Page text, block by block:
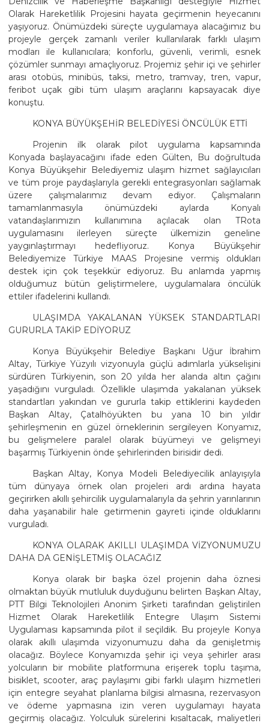
Olarak Hareketlilik Projesini hayata geçirmenin heyecanını
yaşıyoruz. Önümüzdeki süreçte uygulamaya alacağımız bu
projeyle gerçek zamanlı veriler kullanılarak farklı ulaşım
modları ile kullanıcılara; konforlu, güvenli, verimli, esnek
çözümler sunmayı amaçlıyoruz. Projemiz şehir içi ve şehirler
arası otobüs, minibüs, taksi, metro, tramvay, tren, vapur,
feribot uçak gibi tüm ulaşım araçlarını kapsayacak diye
konuştu.
KONYA BÜYÜKŞEHİR BELEDİYESİ ÖNCÜLÜK ETTİ
Projenin ilk olarak pilot uygulama kapsamında
Konyada başlayacağını ifade eden Gülten, Bu doğrultuda
Konya Büyükşehir Belediyemiz ulaşım hizmet sağlayıcıları
ve tüm proje paydaşlarıyla gerekli entegrasyonları sağlamak
üzere çalışmalarımız devam ediyor. Çalışmaların
tamamlanmasıyla önümüzdeki aylarda Konyalı
vatandaşlarımızın kullanımına açılacak olan TRota
uygulamasını ilerleyen süreçte ülkemizin geneline
yaygınlaştırmayı hedefliyoruz. Konya Büyükşehir
Belediyemize Türkiye MAAS Projesine vermiş oldukları
destek için çok teşekkür ediyoruz. Bu anlamda yapmış
olduğumuz bütün geliştirmelere, uygulamalara öncülük
ettiler ifadelerini kullandı.
ULAŞIMDA YAKALANAN YÜKSEK STANDARTLARI
GURURLA TAKİP EDİYORUZ
Konya Büyükşehir Belediye Başkanı Uğur İbrahim
Altay, Türkiye Yüzyılı vizyonuyla güçlü adımlarla yükselişini
sürdüren Türkiyenin, son 20 yılda her alanda altın çağını
yaşadığını vurguladı. Özellikle ulaşımda yakalanan yüksek
standartları yakından ve gururla takip ettiklerini kaydeden
Başkan Altay, Çatalhöyükten bu yana 10 bin yıldır
şehirleşmenin en güzel örneklerinin sergileyen Konyamız,
bu gelişmelere paralel olarak büyümeyi ve gelişmeyi
başarmış Türkiyenin önde şehirlerinden birisidir dedi.
Başkan Altay, Konya Modeli Belediyecilik anlayışıyla
tüm dünyaya örnek olan projeleri ardı ardına hayata
geçirirken akıllı şehircilik uygulamalarıyla da şehrin yarınlarının
daha yaşanabilir hale getirmenin gayreti içinde olduklarını
vurguladı.
KONYA OLARAK AKILLI ULAŞIMDA VİZYONUMUZU
DAHA DA GENİŞLETMİŞ OLACAĞIZ
Konya olarak bir başka özel projenin daha öznesi
olmaktan büyük mutluluk duyduğunu belirten Başkan Altay,
PTT Bilgi Teknolojileri Anonim Şirketi tarafından geliştirilen
Hizmet Olarak Hareketlilik Entegre Ulaşım Sistemi
Uygulaması kapsamında pilot il seçildik. Bu projeyle Konya
olarak akıllı ulaşımda vizyonumuzu daha da genişletmiş
olacağız. Böylece Konyamızda şehir içi veya şehirler arası
yolcuların bir mobilite platformuna erişerek toplu taşıma,
bisiklet, scooter, araç paylaşımı gibi farklı ulaşım hizmetleri
için entegre seyahat planlama bilgisi almasına, rezervasyon
ve ödeme yapmasına izin veren uygulamayı hayata
geçirmiş olacağız. Yolculuk sürelerini kısaltacak, maliyetleri